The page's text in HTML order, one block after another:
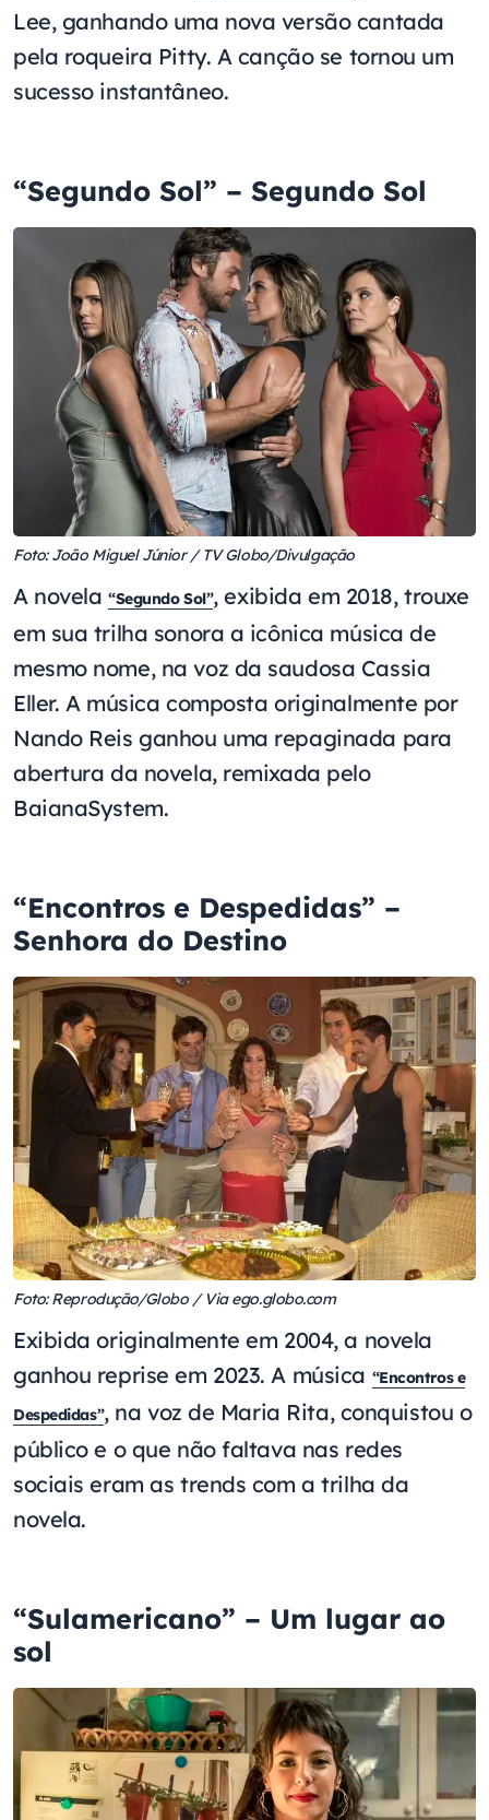
Lee, ganhando uma nova versão cantada
pela roqueira Pitty. A canção se tornou um
sucesso instantâneo.
“Segundo Sol” – Segundo Sol
Foto: João Miguel Júnior / TV Globo/Divulgação
A novela“Segundo Sol”, exibida em 2018, trouxe
em sua trilha sonora a icônica música de
mesmo nome, na voz da saudosa Cassia
Eller. A música composta originalmente por
Nando Reis ganhou uma repaginada para
abertura da novela, remixada pelo
BaianaSystem.
“Encontros e Despedidas” –
Senhora do Destino
Foto: Reprodução/Globo / Via ego.globo.com
Exibida originalmente em 2004, a novela
ganhou reprise em 2023. A música “Encontros e
Despedidas”, na voz de Maria Rita, conquistou o
público e o que não faltava nas redes
sociais eram as trends com a trilha da
novela.
“Sulamericano” – Um lugar ao
sol